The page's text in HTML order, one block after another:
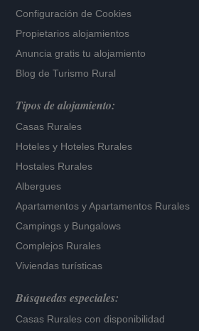
Configuración de Cookies
Propietarios alojamientos
Anuncia gratis tu alojamiento
Blog de Turismo Rural
Tipos de alojamiento:
Casas Rurales
Hoteles y Hoteles Rurales
Hostales Rurales
Albergues
Apartamentos yApartamentos Rurales
Campings y Bungalows
Complejos Rurales
Viviendas turísticas
Búsquedas especiales:
Casas Rurales con disponibilidad